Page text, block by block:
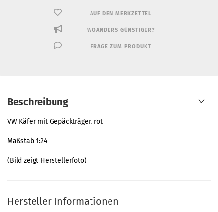
AUF DEN MERKZETTEL
WOANDERS GÜNSTIGER?
FRAGE ZUM PRODUKT
Beschreibung
VW Käfer mit Gepäckträger, rot
Maßstab 1:24
(Bild zeigt Herstellerfoto)
Hersteller Informationen